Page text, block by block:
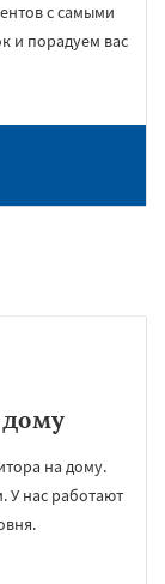
с самыми
и порадуем вас
на дому.
У нас работают